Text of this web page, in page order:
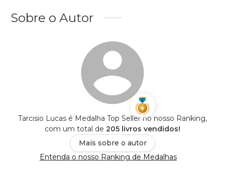
Sobre o Autor
Tarcisio Lucas é Medalha Top Seller no nosso Ranking,
com um total de 205 livros vendidos!
Mais sobre o autor
Entenda o nosso Ranking de Medalhas